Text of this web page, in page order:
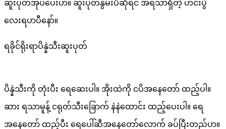
ဆူးပုတ်အုပ်ပေးပာ။ ဆူးပုတ်နွမ်းပီဆိုရင် အရသာရှိတဲ့ ဟင်းပွဲ
လေးရပာပီနော်။
ရခိုင်ရိုးရာပိန္နဲသီးဆူးပုတ်
ပိန္နဲသီးကို တုံးပီး ရေဆေးပါ။ အိုးထဲကို ငပိအနေတော် ထည့်ပါ။
ဆား ရသာမူန့် ငရုတ်သီး‌ခြောက် နဲနဲထောင်း ထည့်ပေးပါ။ ရေ
အနေတော် ထည့်‌ပီး ရေ‌ပေါ်ဆီအ‌နေ‌တော်လောက် ခပ်ပြီးတည်ပာ။